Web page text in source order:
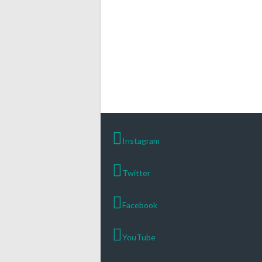
Instagram
Twitter
Facebook
YouTube